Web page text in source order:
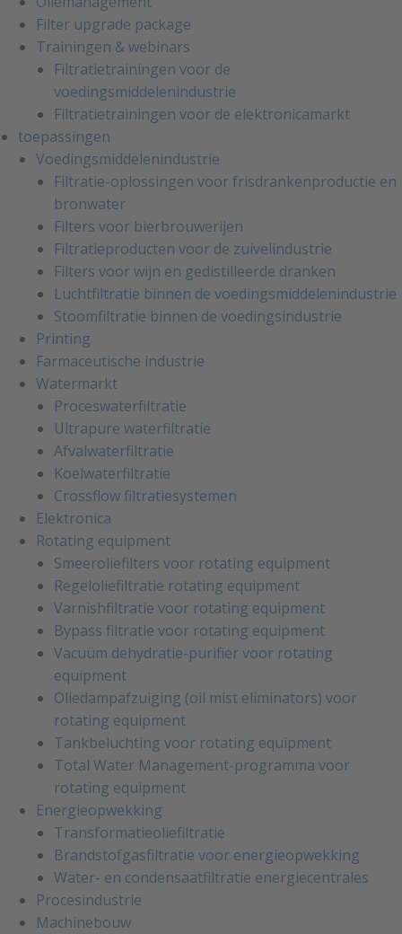
Filter upgrade package
Trainingen & webinars
Filtratietrainingen voor de
voedingsmiddelenindustrie
Filtratietrainingen voor de elektronicamarkt
toepassingen
Voedingsmiddelenindustrie
Filtratie-oplossingen voor frisdrankenproductie en
bronwater
Filters voor bierbrouwerijen
Filtratieproducten voor de zuivelindustrie
Filters voor wijn en gedistilleerde dranken
Luchtfiltratie binnen de voedingsmiddelenindustrie
Stoomfiltratie binnen de voedingsindustrie
Printing
Farmaceutische industrie
Watermarkt
Proceswaterfiltratie
Ultrapure waterfiltratie
Afvalwaterfiltratie
Koelwaterfiltratie
Crossflow filtratiesystemen
Elektronica
Rotating equipment
Smeeroliefilters voor rotating equipment
Regeloliefiltratie rotating equipment
Varnishfiltratie voor rotating equipment
Bypass filtratie voor rotating equipment
Vacuüm dehydratie-purifier voor rotating
equipment
Oliedampafzuiging (oil mist eliminators) voor
rotating equipment
Tankbeluchting voor rotating equipment
Total Water Management-programma voor
rotating equipment
Energieopwekking
Transformatieoliefiltratie
Brandstofgasfiltratie voor energieopwekking
Water- en condensaatfiltratie energiecentrales
Procesindustrie
Machinebouw